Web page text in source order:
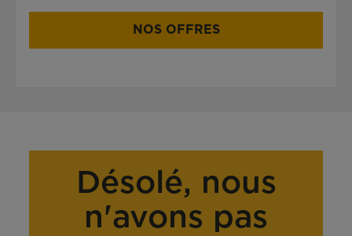
NOS OFFRES
Désolé, nous
n'avons pas